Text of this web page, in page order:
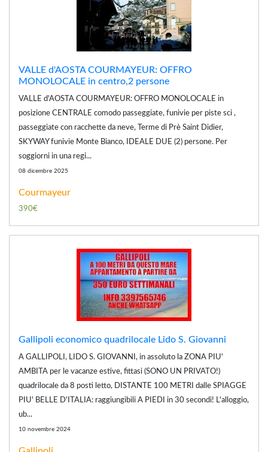
VALLE d'AOSTA COURMAYEUR: OFFRO
MONOLOCALE in centro,2 persone
VALLE d'AOSTA COURMAYEUR: OFFRO MONOLOCALE in
posizione CENTRALE comodo passeggiate, funivie per piste sci ,
passeggiate con racchette da neve, Terme di Prè Saint Didier,
SKYWAY funivie Monte Bianco, IDEALE DUE (2) persone. Per
soggiorni in una regi...
08 dicembre 2025
Courmayeur
390€
Gallipoli economico quadrilocale Lido S. Giovanni
A GALLIPOLI, LIDO S. GIOVANNI, in assoluto la ZONA PIU'
AMBITA per le vacanze estive, fittasi (SONO UN PRIVATO!)
quadrilocale da 8 posti letto, DISTANTE 100 METRI dalle SPIAGGE
PIU' BELLE D'ITALIA: raggiungibili A PIEDI in 30 secondi! L'alloggio,
ub...
10 novembre 2024